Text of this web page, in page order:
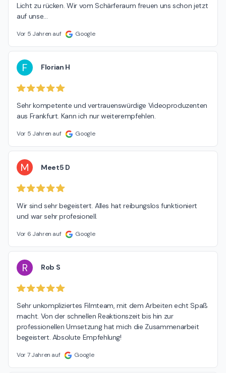
Licht zu rücken. Wir vom Schärferaum freuen uns schon jetzt
auf unse
Vor 5 Jahren auf Google
F Florian H
Sehr kompetente und vertrauenswürdige Videoproduzenten
aus Frankfurt. Kann ich nur weiterempfehlen.
Vor 5 Jahren auf Google
M Meet5 D
Wir sind sehr begeistert. Alles hat reibungslos funktioniert
und war sehr profesionell.
Vor 6 Jahren auf Google
R Rob S
Sehr unkompliziertes Filmteam, mit dem Arbeiten echt Spaß
macht. Von der schnellen Reaktionszeit bis hin zur
professionellen Umsetzung hat mich die Zusammenarbeit
begeistert. Absolute Empfehlung!
Vor 7 Jahren auf Google